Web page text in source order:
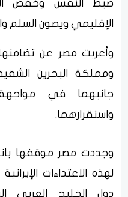
ضبط النفس وخفض
الإقليمي ويصون السلم
وأعربت مصر عن
ومملكة البحرين
جانبهما في
واستقرارهما.
وجددت مصر موقفها
لهذه الاعتداءات
دول الخليج العربي